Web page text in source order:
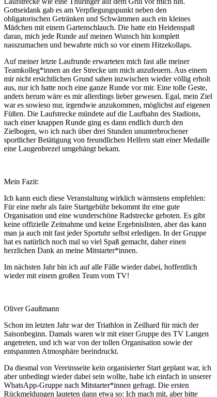
Gottseidank gab es am Verpflegungspunkt neben den
obligatorischen Getränken und Schwämmen auch ein kleines
Mädchen mit einem Gartenschlauch. Die hatte ein Heidenspaß
daran, mich jede Runde auf meinen Wunsch hin komplett
nasszumachen und bewahrte mich so vor einem Hitzekollaps.
Auf meiner letzte Laufrunde erwarteten mich fast alle meiner
Teamkolleg*innen an der Strecke um mich anzufeuern. Aus einem
mir nicht ersichtlichen Grund sahen inzwischen wieder völlig erholt
aus, nur ich hatte noch eine ganze Runde vor mir. Eine tolle Geste,
anders herum wäre es mir allerdings lieber gewesen. Egal, mein Ziel
war es sowieso nur, irgendwie anzukommen, möglichst auf eigenen
Füßen. Die Laufstrecke mündete auf die Laufbahn des Stadions,
nach einer knappen Runde ging es dann endlich durch den
Zielbogen, wo ich nach über drei Stunden ununterbrochener
sportlicher Betätigung von freundlichen Helfern statt einer Medaille
eine Laugenbrezel umgehängt bekam.
Mein Fazit:
Ich kann euch diese Veranstaltung wirklich wärmstens empfehlen:
Für eine mehr als faire Startgebühr bekommt ihr eine gute
Organisation und eine wunderschöne Radstrecke geboten. Es gibt
keine offizielle Zeitnahme und keine Ergebnislisten, aber das kann
man ja auch mit fast jeder Sportuhr selbst erledigen. In der Gruppe
hat es natürlich noch mal so viel Spaß gemacht, daher einen
herzlichen Dank an meine Mitstarter*innen.
Im nächsten Jahr bin ich auf alle Fälle wieder dabei, hoffentlich
wieder mit einem großen Team vom TV!
Oliver Gaußmann
Schon im letzten Jahr war der Triathlon in Zeilhard für mich der
Saisonbeginn. Damals waren wir mit einer Gruppe des TV Langen
angetreten, und ich war von der tollen Organisation sowie der
entspannten Atmosphäre beeindruckt.
Da diesmal von Vereinsseite kein organisierter Start geplant war, ich
aber unbedingt wieder dabei sein wollte, habe ich einfach in unserer
WhatsApp-Gruppe nach Mitstarter*innen gefragt. Die ersten
Rückmeldungen lauteten dann etwa so: Ich mach mit, aber bitte